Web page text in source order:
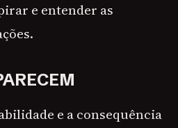
e entender as
e a consequência